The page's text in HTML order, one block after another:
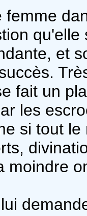
femme
et
fait un
les
si tout
moindre